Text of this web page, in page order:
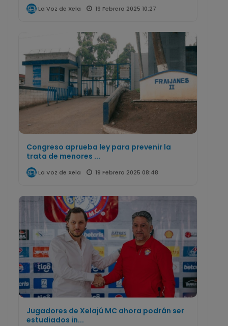
La Voz de Xela 19 Febrero 2025 10:27
Congreso aprueba ley para prevenir la
trata de menores ...
La Voz de Xela 19 Febrero 2025 08:48
Jugadores de Xelajú MC ahora podrán ser
estudiados in...